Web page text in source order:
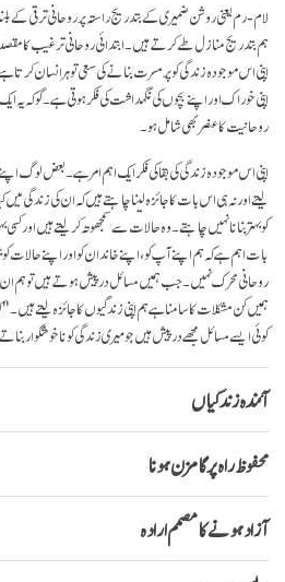
لام - رم یعنی روشن ضمیری کے بتدریج راستہ پر روحانی ترقی
ہم بتدریج منازل طے کرتے ہیں۔ابتدائی روحانی ترغیب کا مقصد
اپنی اس موجودہ زندگی کو پر مسرت بنانے کی سعی تو ہر انسان کرتا
اپنی خوراک اور اپنے بچوں کی نگہداشت کی فکر ہوتی ہے۔ گو کہ یہ
روحانیت کا عنصر بھی شامل ہو۔
اپنی اس موجودہ زندگی کی بقا کی فکر ایک اہم امر ہے۔ بعض لوگ
لیتےاور نہ ہی اس بات کا جائزہ لینا چاہتے ہیں کہ ان کی زندگی
کو بہتر بنانا نہیں چاہتے۔ وہ حالات سے سمجھوتہ کر لیتے ہیں اور
بات اہم ہے کہ ہم اپنے آپ کو، اپنے خاندان کو اور اپنے حالات کو
روحانی محرک نہیں۔ جب ہمیں مسائل در پیش ہوتے ہیں تو ہم
ہمیں کن مشکلات کا سامنا ہے ہم اپنی زندگیوں کا جائزہ لیتے
کوئی ایسے مسائل مجھے درپیش ہیں جو میری زندگی کو ناخوشگوار
آئندہ زندگیاں
محفوظ راہ پر گامزن ہونا
آزاد ہونے کا مصمم ارادہ